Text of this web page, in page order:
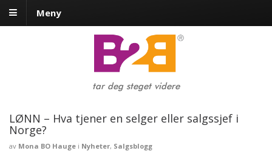
Meny
tar deg steget videre
LØNN – Hva tjener en selger eller salgssjef i
Norge?
av Mona BO Hauge i Nyheter, Salgsblogg